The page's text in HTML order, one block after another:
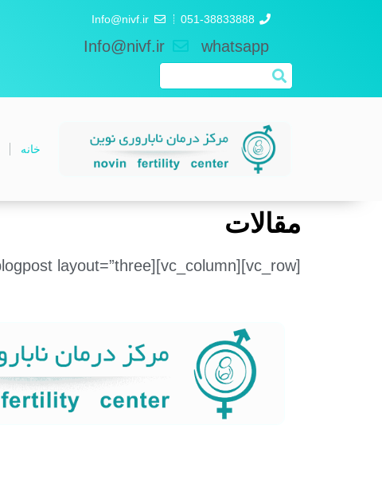
051-38833888
Info@nivf.ir
whatsapp
Info@nivf.ir
خانه
مقالات
[vc_row][vc_column][doctor_blogpost layout=”three”][/vc_column][/vc_row]